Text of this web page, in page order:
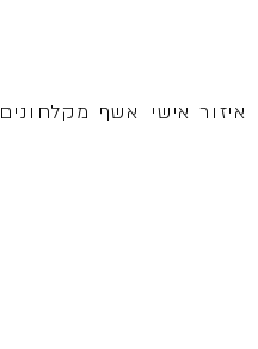
איזור אישי אשף מקלחונים